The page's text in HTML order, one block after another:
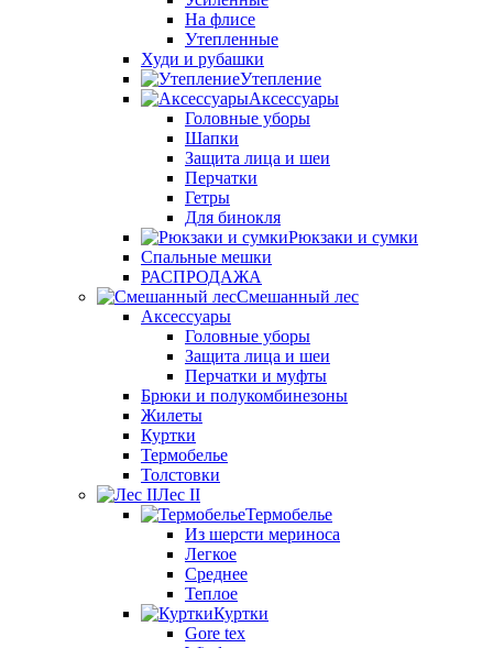
На флисе
Утепленные
Худи и рубашки
Утепление
Аксессуары
Головные уборы
Шапки
Защита лица и шеи
Перчатки
Гетры
Для бинокля
Рюкзаки и сумки
Спальные мешки
РАСПРОДАЖА
Смешанный лес
Аксессуары
Головные уборы
Защита лица и шеи
Перчатки и муфты
Брюки и полукомбинезоны
Жилеты
Куртки
Термобелье
Толстовки
Лес II
Термобелье
Из шерсти мериноса
Легкое
Среднее
Теплое
Куртки
Gore tex